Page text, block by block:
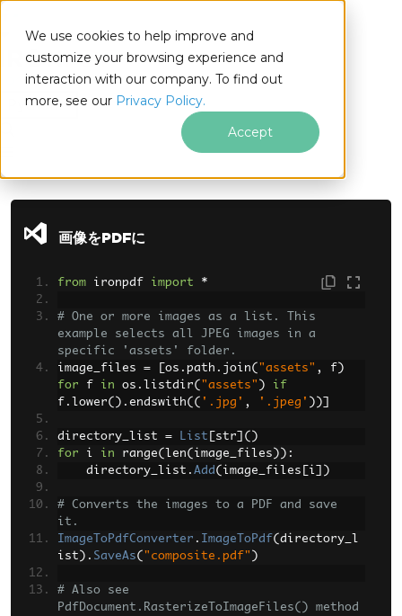
We use cookies to help improve and
customize your browsing experience and
interaction with our company. To find out
more, see our Privacy Policy.
Accept
Python
フッターコンテンツにスキップ
画像をPDFに
from ironpdf import *
# One or more images as a list. This
example selects all JPEG images in a
specific 'assets' folder.
image_files = os . path . join( "assets" , f )
for f in os . listdir( "assets" )
if
f . lower(). endswith(( '.jpg' , '.jpeg' ))]
directory_list = List str ]()
for i in range( len( image_files )):
    directory_list
. Add ( image_files i ])
# Converts the images to a PDF and save
it.
ImageToPdfConverter . ImageToPdf( directory_l
ist ). SaveAs( "composite.pdf" )
# Also see
PdfDocument.RasterizeToImageFiles() method